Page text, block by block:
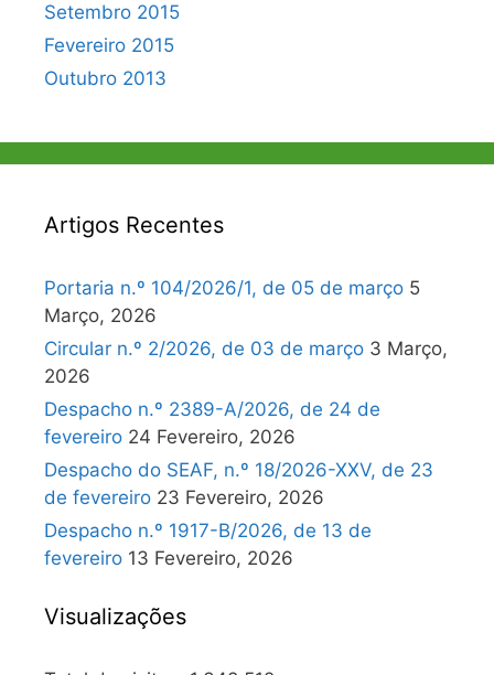
Setembro 2015
Fevereiro 2015
Outubro 2013
Artigos Recentes
Portaria n.º 104/2026/1, de 05 de março 5
Março, 2026
Circular n.º 2/2026, de 03 de março 3 Março,
2026
Despacho n.º 2389-A/2026, de 24 de
fevereiro 24 Fevereiro, 2026
Despacho do SEAF, n.º 18/2026-XXV, de 23
de fevereiro 23 Fevereiro, 2026
Despacho n.º 1917-B/2026, de 13 de
fevereiro 13 Fevereiro, 2026
Visualizações